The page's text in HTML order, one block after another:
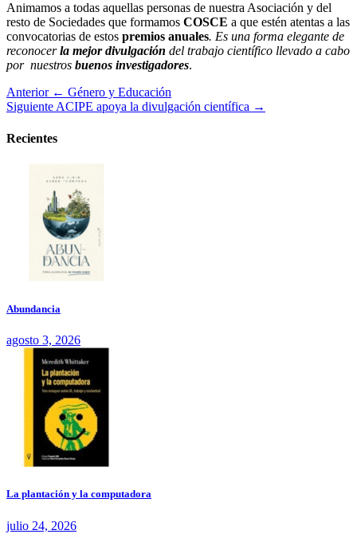
Animamos a todas aquellas personas de nuestra Asociación y del
resto de Sociedades que formamos COSCE a que estén atentas a las
convocatorias de estos premios anuales. Es una forma elegante de
reconocerla mejor divulgación del trabajo científico llevado a cabo
por nuestros buenos investigadores.
Anterior ← Género y Educación
Siguiente ACIPE apoya la divulgación científica →
Recientes
Abundancia
agosto 3, 2026
La plantación y la computadora
julio 24, 2026